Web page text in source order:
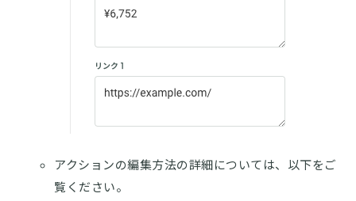
アクションの編集方法の詳細については、以下をご
覧ください。